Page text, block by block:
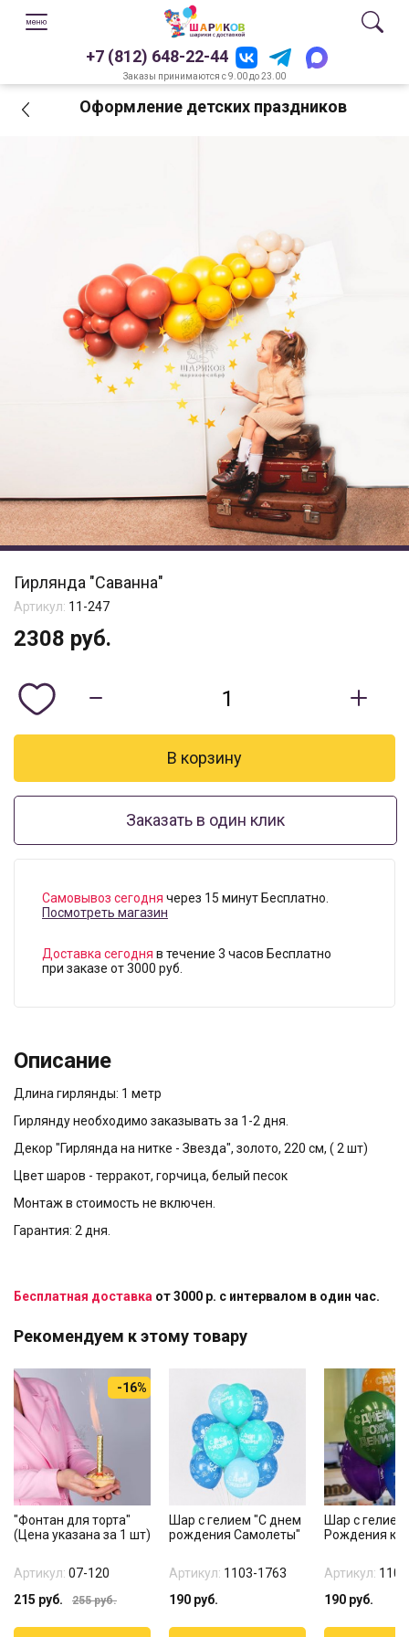
+7 (812) 648-22-44
Заказы принимаются с 9.00 до 23.00
Оформление детских праздников
Гирлянда "Саванна"
Артикул: 11-247
2308 руб.
Заказать в один клик
Самовывоз сегодня через 15 минут Бесплатно.
Посмотреть магазин
Доставка сегодня в течение 3 часов Бесплатно
при заказе от 3000 руб.
Описание
Длина гирлянды: 1 метр
Гирлянду необходимо заказывать за 1-2 дня.
Декор "Гирлянда на нитке - Звезда", золото, 220 см, ( 2 шт)
Цвет шаров - терракот, горчица, белый песок
Монтаж в стоимость не включен.
Гарантия: 2 дня.
Бесплатная доставка от 3000 р. с интервалом в один час.
Рекомендуем к этому товару
-16%
"Фонтан для торта"
(Цена указана за 1 шт)
Артикул: 07-120
215 руб. 255руб.
Шар с гелием "С днем
рождения Самолеты"
Артикул: 1103-1763
190 руб.
Шар с
Рождения
Артикул:
190 руб.